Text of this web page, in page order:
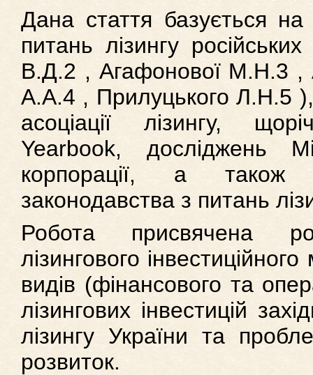
Дана стаття базується
питань лізингу
В.Д.2 , Агафонової М.Н.3 ,
А.А.4 , Прилуцького Л.Н.5
асоціації лізингу,
Yearbook, досліджень
корпорації, а також
законодавства з питань
Робота присвячена
лізингового
видів (фінансового та
лізингових інвестицій
лізингу України та
розвиток.